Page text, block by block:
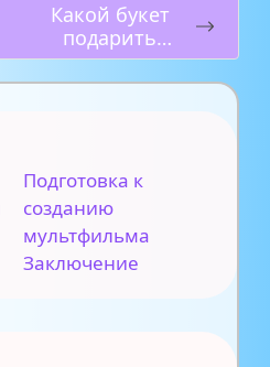
Какой букет
подарить
учительнице
на 1 сентября?
Подготовка к
созданию
мультфильма
Заключение